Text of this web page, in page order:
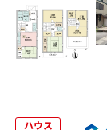
ハウス